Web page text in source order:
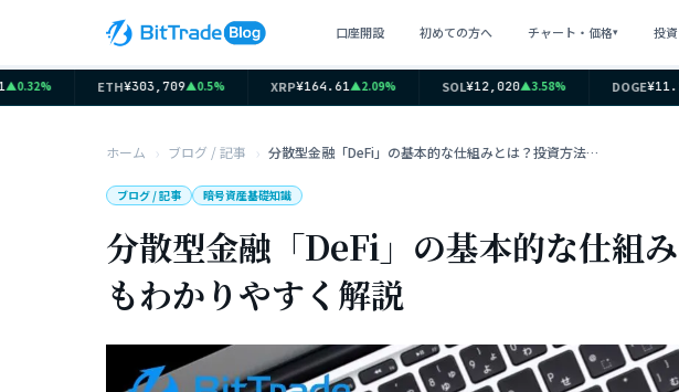
口座開設 初めての方へ チャート・価格▾ 投
ETH¥303,709▲0.5% XRP¥164.61▲2.09% SOL¥12,020▲3.58% DOGE¥11.2
ホーム ブログ / 記事 分散型金融「DeFi」の基本的な仕組みとは？投資方法・注意点もわかりやすく解説
ブログ / 記事 暗号資産基礎知識
分散型金融「DeFi」の基本的な仕組
もわかりやすく解説